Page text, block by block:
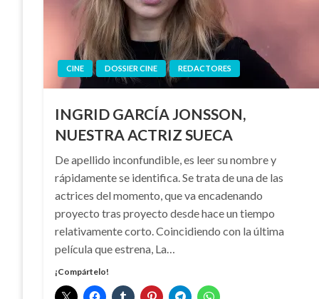
CINE DOSSIER CINE REDACTORES
INGRID GARCÍA JONSSON,
NUESTRA ACTRIZ SUECA
De apellido inconfundible, es leer su nombre y
rápidamente se identifica. Se trata de una de las
actrices del momento, que va encadenando
proyecto tras proyecto desde hace un tiempo
relativamente corto. Coincidiendo con la última
película que estrena, La…
¡Compártelo!